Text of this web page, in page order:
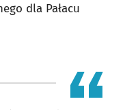
dla Pałacu